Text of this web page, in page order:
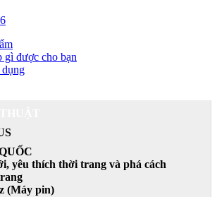
gì được cho bạn
yêu thích thời trang và phá cách
(Máy pin)